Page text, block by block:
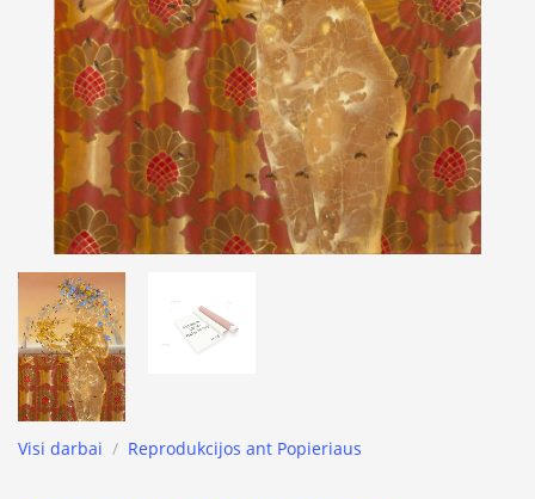
Visi darbai / Reprodukcijos ant Popieriaus